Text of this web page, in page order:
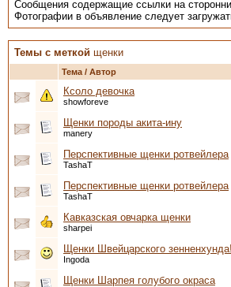
Сообщения содержащие ссылки на
Фотографии в объявление следует
Темы с меткой щенки
Тема / Автор
Ксоло девочка
showforeve
Щенки породы акита-ину
manery
Перспективные щенки ротвейлера
TashaT
Перспективные щенки ротвейлера
TashaT
Кавказская овчарка щенки
sharpei
Щенки Швейцарского
Ingoda
Щенки Шарпея голубого окраса